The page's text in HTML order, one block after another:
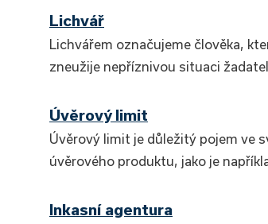
Lichvář
Lichvářem označujeme člověka,
zneužije nepříznivou situaci
Úvěrový limit
Úvěrový limit je důležitý pojem ve
úvěrového produktu, jako je
Inkasní agentura